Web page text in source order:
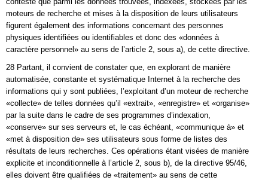
moteurs de recherche et mises à la disposition de leurs utilisateurs
figurent également des informations concernant des personnes
physiques identifiées ou identifiables et donc des «données à
caractère personnel» au sens de l’article 2, sous a), de cette directive.
28 Partant, il convient de constater que, en explorant de manière
automatisée, constante et systématique Internet à la recherche des
informations qui y sont publiées, l’exploitant d’un moteur de recherche
«collecte» de telles données qu’il «extrait», «enregistre» et «organise»
par la suite dans le cadre de ses programmes d’indexation,
«conserve» sur ses serveurs et, le cas échéant, «communique à» et
«met à disposition de» ses utilisateurs sous forme de listes des
résultats de leurs recherches. Ces opérations étant visées de manière
explicite et inconditionnelle à l’article 2, sous b), de la directive 95/46,
elles doivent être qualifiées de «traitement» au sens de cette